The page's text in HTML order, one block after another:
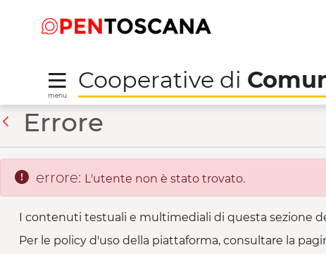
menu
Cooperative di
Vallesanta di Corezzo
Errore
errore: L'utente non è stato trovato.
I contenuti testuali e multimediali di questa sezione
Per le policy d'uso della piattaforma, consultare la